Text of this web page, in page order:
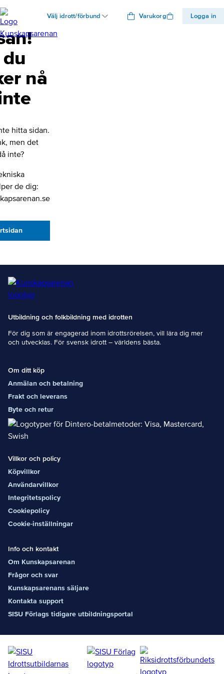
Välj idrott/förbund Varukorg Logga in
nå
hitta sidan.
men det
inte?
de dig:
Utbildning och folkbildning med idrotten
För dig som är engagerad inom idrottsrörelsen, vill lära dig mer
och utvecklas. För svensk idrott – världens bästa.
Om ditt köp
Anmälan och betalning
Frakt och leverans
Byte och retur
Villkor och policy
Köpvillkor
Användarvillkor
Integritetspolicy
Cookiepolicy
Cookie-inställningar
Info och kontakt
Om Kunskapsarenan
Frågor och svar
Kunskapsarenans säljare
Kontakta support
SISU Förlags tidigare utbildningsportal